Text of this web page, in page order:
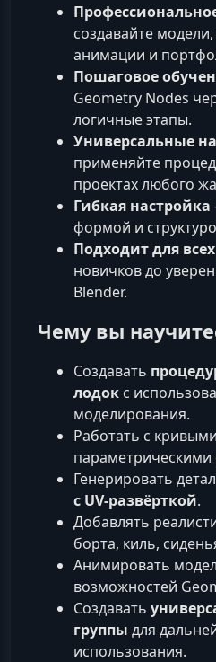
создавайте
анимации и
Пошаговое
Geometry Nodes
логичные этапы.
Универсальные
применяйте
проектах любого
Гибкая настройка
формой и
Подходит для
новичков до
Blender.
Чему вы
Создавать
лодок с
моделирования.
Работать с
Генерировать
с UV-развёрткой.
Добавлять
борта, киль,
Анимировать
возможностей
Создавать
группы для
использования.